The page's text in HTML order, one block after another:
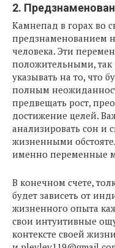
2.
Камнепад в горах во
предзнаменованием
человека. Эти
положительными,
указывать на то, что
полным
предвещать рост,
достижение целей.
анализировать сон и
жизненными
именно переменные
В конечном счете,
будет зависеть от
жизненного опыта
свои интуитивные
контексте своей